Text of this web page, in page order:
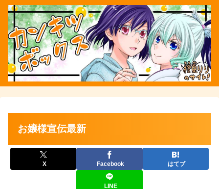
お嬢様宣伝最新
X Facebook はてブ
LINE